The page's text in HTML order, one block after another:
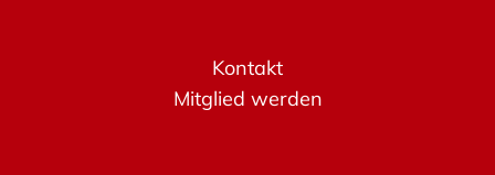
Kontakt
Mitglied werden